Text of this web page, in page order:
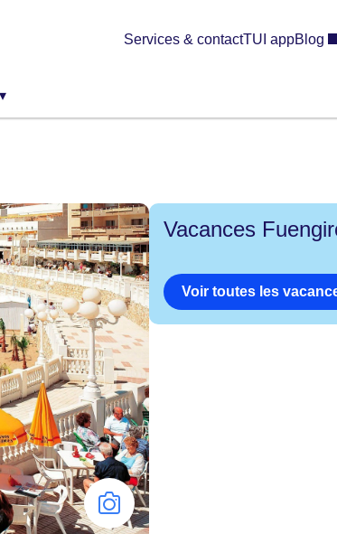
▾
Services & contactTUI appBlog
Vacances
Voir toutes les